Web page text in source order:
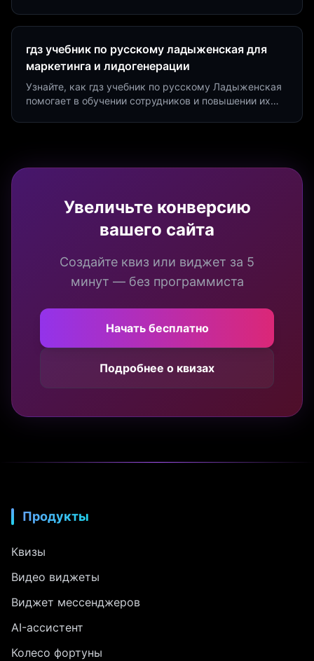
гдз учебник по русскому ладыженская для
маркетинга и лидогенерации
Узнайте, как гдз учебник по русскому Ладыженская
помогает в обучении сотрудников и повышении их
Увеличьте конверсию
вашего сайта
Создайте квиз или виджет за 5
минут — без программиста
Начать бесплатно
Подробнее о квизах
Продукты
Квизы
Видео виджеты
Виджет мессенджеров
AI-ассистент
Колесо фортуны